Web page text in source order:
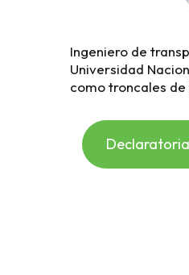
Ingeniero de
Universidad
como troncales